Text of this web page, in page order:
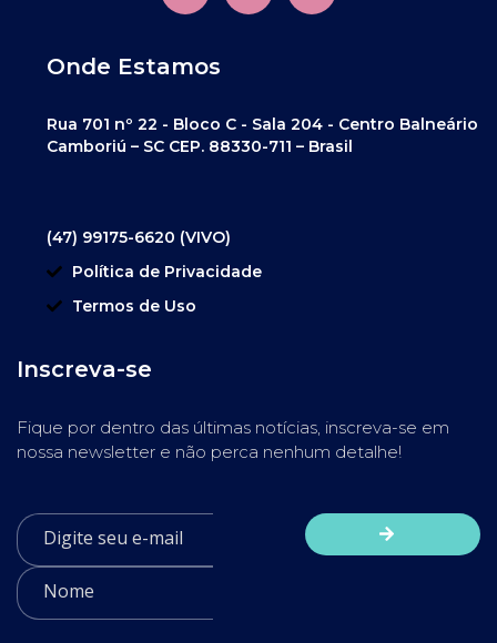
Onde Estamos
Rua 701 nº 22 - Bloco C - Sala 204 - Centro Balneário
Camboriú – SC CEP. 88330-711 – Brasil
(47) 99175-6620 (VIVO)
Política de Privacidade
Termos de Uso
Inscreva-se
Fique por dentro das últimas notícias, inscreva-se em
nossa newsletter e não perca nenhum detalhe!